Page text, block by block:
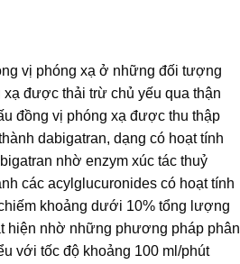
vị phóng xạ ở những đối tượng
được thải trừ chủ yếu qua thận
đồng vị phóng xạ được thu thập
dabigatran, dạng có hoạt tính
nhờ enzym xúc tác thuỷ
các acylglucuronides có hoạt tính
khoảng dưới 10% tổng lượng
hiện nhờ những phương pháp phân
với tốc độ khoảng 100 ml/phút